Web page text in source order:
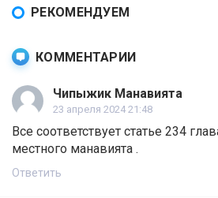
РЕКОМЕНДУЕМ
КОММЕНТАРИИ
Чипыжик Манавията
23 апреля 2024 21:48
Все соответствует статье 234
местного манавията .
Ответить